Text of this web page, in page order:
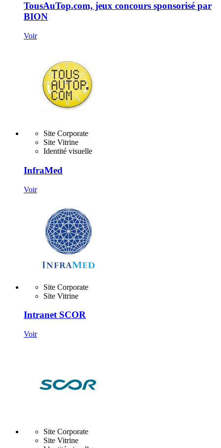
TousAuTop.com, jeux concours sponsorisé par
BION
Voir
Site Corporate
Site Vitrine
Identité visuelle
InfraMed
Voir
Site Corporate
Site Vitrine
Intranet SCOR
Voir
Site Corporate
Site Vitrine